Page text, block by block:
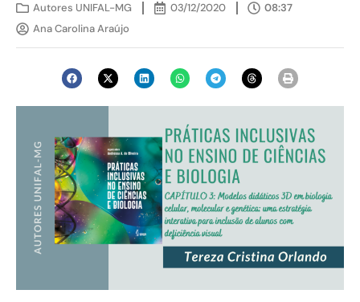
Autores UNIFAL-MG 03/12/2020
08:37
Ana Carolina Araújo